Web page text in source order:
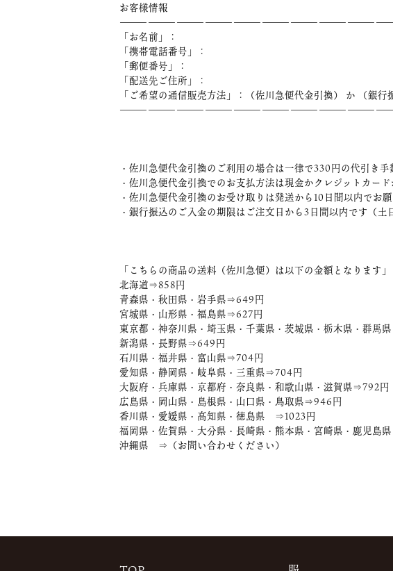
お客様情報
「お名前」：
「携帯電話番号」：
「郵便番号」：
「配送先ご住所」：
「ご希望の通信販売方法」：（佐川急便代金引換） か （銀
・佐川急便代金引換のご利用の場合は一律で330円の代引き手
・佐川急便代金引換でのお支払方法は現金かクレジットカード
・佐川急便代金引換のお受け取りは発送から10日間以内でお願
・銀行振込のご入金の期限はご注文日から3日間以内です（土
「こちらの商品の送料（佐川急便）は以下の金額となります」
北海道⇒858円
青森県・秋田県・岩手県⇒649円
宮城県・山形県・福島県⇒627円
東京都・神奈川県・埼玉県・千葉県・茨城県・栃木県・群馬
新潟県・長野県⇒649円
石川県・福井県・富山県⇒704円
愛知県・静岡県・岐阜県・三重県⇒704円
大阪府・兵庫県・京都府・奈良県・和歌山県・滋賀県⇒792円
広島県・岡山県・島根県・山口県・鳥取県⇒946円
香川県・愛媛県・高知県・徳島県 ⇒1023円
福岡県・佐賀県・大分県・長崎県・熊本県・宮崎県・鹿児
沖縄県 ⇒（お問い合わせください）